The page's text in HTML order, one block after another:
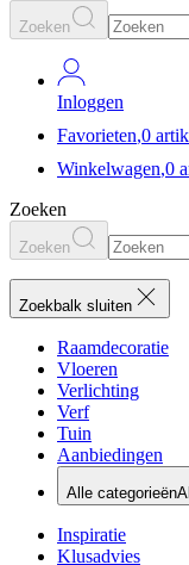
Zoeken
Inloggen
Favorieten,0
Winkelwagen,0
Zoeken
Zoeken
Zoekbalk sluiten
Raamdecoratie
Vloeren
Verlichting
Verf
Tuin
Aanbiedingen
Alle categorieën
Inspiratie
Klusadvies